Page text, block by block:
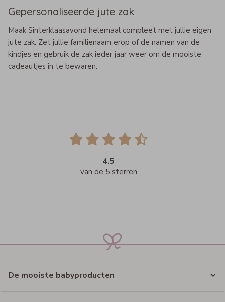
Gepersonaliseerde jute zak
Maak Sinterklaasavond helemaal compleet met jullie eigen
jute zak. Zet jullie familienaam erop of de namen van de
kindjes en gebruik de zak ieder jaar weer om de mooiste
cadeautjes in te bewaren.
4.5
van de 5 sterren
De mooiste babyproducten